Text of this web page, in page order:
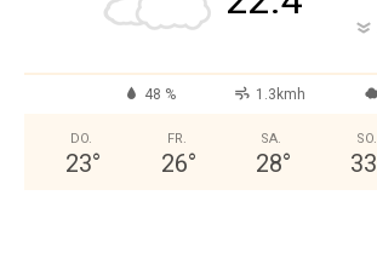
48 % 1.3kmh
DO.
23°
FR.
26°
SA.
28°
SO.
33